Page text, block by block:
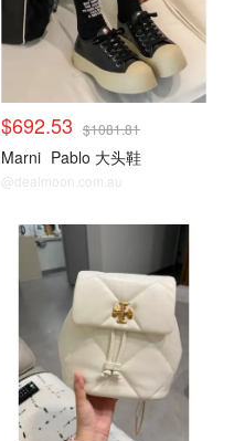
$692.53 $1081.81
Marni Pablo 大头鞋
@dealmoon.com.au
Cettire